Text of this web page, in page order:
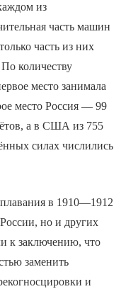
из
часть машин
часть из них
количеству
место занимала
место Россия — 99
а в США из 755
силах числились
в 1910—1912
но и других
к заключению, что
заменить
и